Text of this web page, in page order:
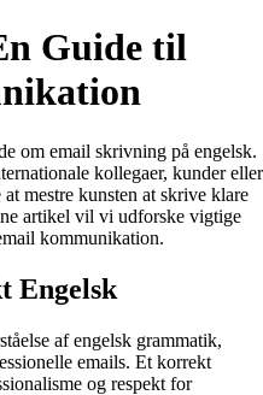
Guide til
om email skrivning på engelsk.
kollegaer, kunder eller
mestre kunsten at skrive klare
artikel vil vi udforske vigtige
kommunikation.
Engelsk
af engelsk grammatik,
emails. Et korrekt
og respekt for